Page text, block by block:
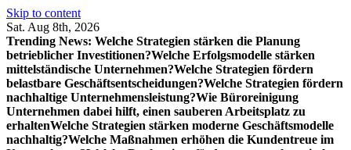
Skip to content
Sat. Aug 8th, 2026
Trending News: Welche Strategien stärken die Planung
betrieblicher Investitionen?Welche Erfolgsmodelle stärken
mittelständische Unternehmen?Welche Strategien fördern
belastbare Geschäftsentscheidungen?Welche Strategien fördern
nachhaltige Unternehmensleistung?Wie Büroreinigung
Unternehmen dabei hilft, einen sauberen Arbeitsplatz zu
erhaltenWelche Strategien stärken moderne Geschäftsmodelle
nachhaltig?Welche Maßnahmen erhöhen die Kundentreue im